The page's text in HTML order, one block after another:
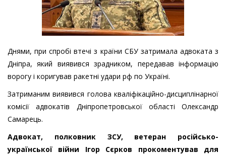
Днями, при спробі втечі з країни СБУ затримала адвоката з
Дніпра, який виявився зрадником, передавав інформацію
ворогу і коригував ракетні удари рф по Україні.
Затриманим виявився голова кваліфікаційно-дисциплінарної
комісії адвокатів Дніпропетровської області Олександр
Самарець.
Адвокат, полковник ЗСУ, ветеран російсько-
української війни Ігор Сєрков прокоментував для